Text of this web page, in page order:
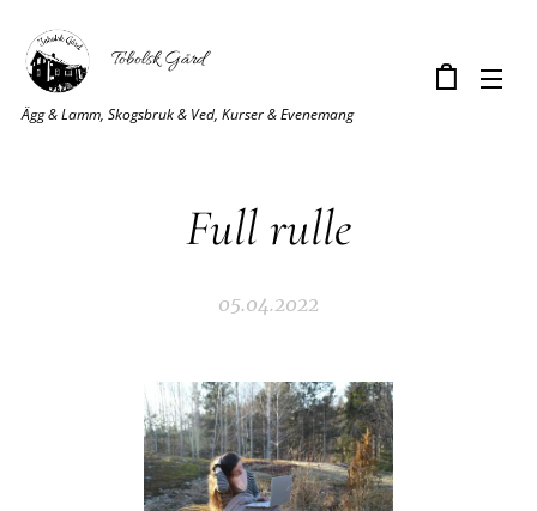
Tobolsk Gård
Ägg & Lamm, Skogsbruk & Ved, Kurser & Evenemang
Full rulle
05.04.2022